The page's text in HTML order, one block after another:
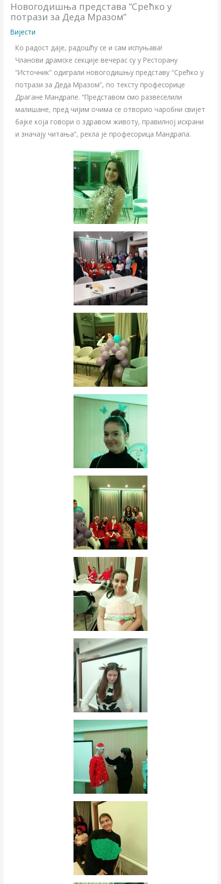
Новогодишња представа “Срећко у
потрази за Деда Мразом”
Вијести
Ко радост даје, радошћу се и сам испуњава!
Чланови драмске секције вечерас су у Ресторану
“Источник” одиграли новогодишњу представу “Срећко у
потрази за Деда Мразом”, по тексту професорице
Драгане Мандрапe. “Представом смо развеселили
малишане, пред чијим очима се отворио чаробни свијет
бајке која говори о здравом животу, правилној исхрани
и значају читања”, рекла је професорица Мандрапа.